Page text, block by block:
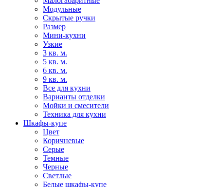
Модульные
Скрытые ручки
Размер
Мини-кухни
Узкие
3 кв. м.
5 кв. м.
6 кв. м.
9 кв. м.
Все для кухни
Варианты отделки
Мойки и смесители
Техника для кухни
Шкафы-купе
Цвет
Коричневые
Серые
Темные
Черные
Светлые
Белые шкафы-купе